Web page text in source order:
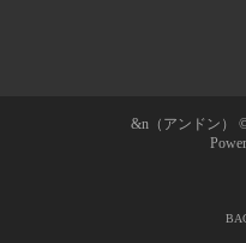
&n（アンドン） ©